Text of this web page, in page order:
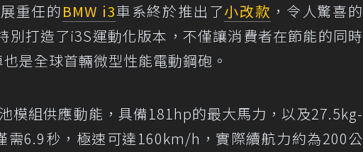
重任的BMW i3車系終於推出了小改款 ，令人驚喜的
別打造了i3S運動化版本，不僅讓消費者在節能的同時
是全球首輛微型性能電動鋼砲。
模組供應動能，具備181hp的最大馬力，以及27.5kg-
6.9秒，極速可達160km/h，實際續航力約為200公